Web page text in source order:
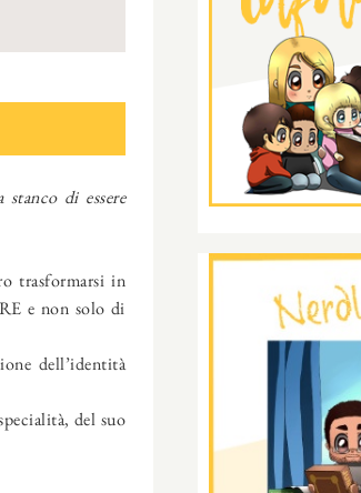
di essere
trasformarsi in
e non solo di
dell’identità
del suo